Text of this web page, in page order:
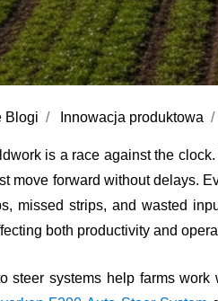
Blogi Innowacja produktowa
is a race against the
move forward without delays.
missed strips, and wasted
both productivity and
steer systems help farms